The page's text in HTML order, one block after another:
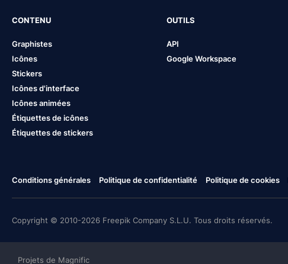
CONTENU
Graphistes
Icônes
Stickers
Icônes d'interface
Icônes animées
Étiquettes de icônes
Étiquettes de stickers
OUTILS
API
Google Workspace
Conditions générales Politique de confidentialité Politique de cookies
Copyright © 2010-2026 Freepik Company S.L.U. Tous droits réservés.
Projets de Magnific